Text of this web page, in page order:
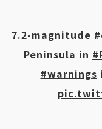
7.2-magnitude
Peninsula in
#warnings